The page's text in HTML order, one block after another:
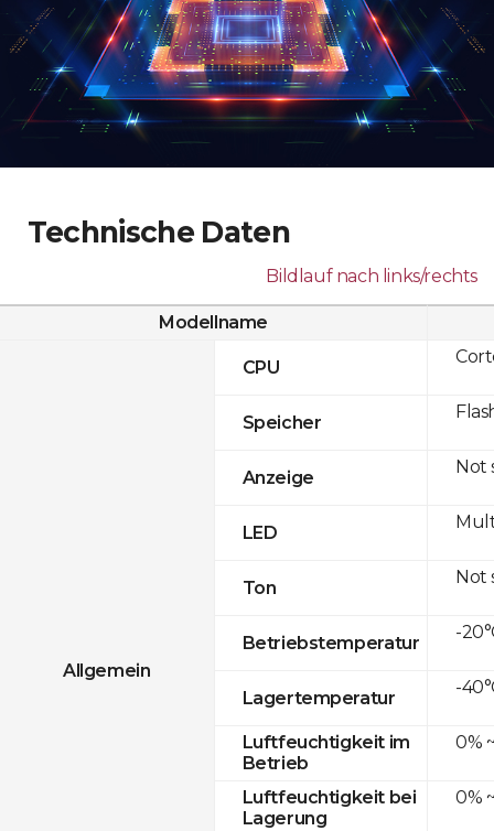
Technische Daten
Bildlauf nach links/rechts
Modellname
Allgemein
CPU
Speicher
Anzeige
LED
Ton
Betriebstemperatur
Lagertemperatur
Luftfeuchtigkeit im
Betrieb
Luftfeuchtigkeit bei
Lagerung
Not
Not
-
-
0%
0%